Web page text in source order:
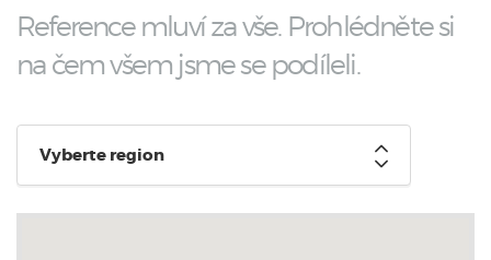
Reference mluví za vše. Prohlédněte si
na čem všem jsme se podíleli.
Vyberte region